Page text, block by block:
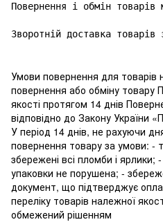
Повернення і обмін
Зворотній доставка
Умови повернення для товарів
повернення або обміну товару
якості протягом 14 днів
відповідно до Закону України
У період 14 днів, не рахуючи
повернення товару за умови: -
збережені всі пломби і ярлики; -
упаковки не порушена; -
документ, що підтверджує
переліку товарів належної
обмежений рішенням